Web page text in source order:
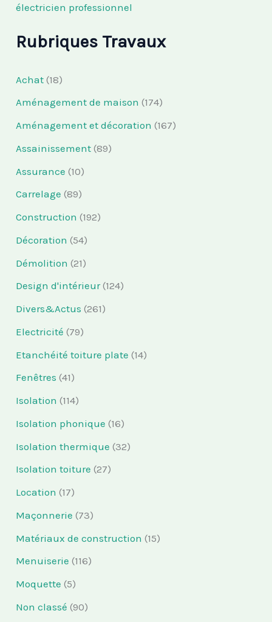
électricien professionnel
Rubriques Travaux
Achat (18)
Aménagement de maison (174)
Aménagement et décoration (167)
Assainissement (89)
Assurance (10)
Carrelage (89)
Construction (192)
Décoration (54)
Démolition (21)
Design d'intérieur(124)
Divers&Actus (261)
Electricité (79)
Etanchéité toiture plate (14)
Fenêtres (41)
Isolation (114)
Isolation phonique (16)
Isolation thermique (32)
Isolation toiture (27)
Location (17)
Maçonnerie (73)
Matériaux de construction (15)
Menuiserie (116)
Moquette (5)
Non classé (90)